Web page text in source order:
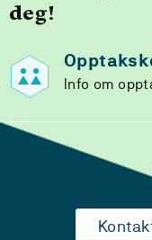
deg!
Info om